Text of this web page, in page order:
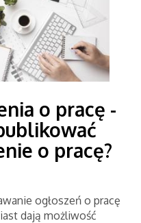
o pracę -
o pracę?
ogłoszeń o pracę
dają możliwość